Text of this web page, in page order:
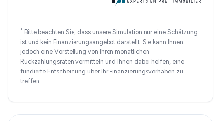
* Bitte beachten Sie, dass unsere Simulation nur eine Schätzung
ist und kein Finanzierungsangebot darstellt. Sie kann Ihnen
jedoch eine Vorstellung von Ihren monatlichen
Rückzahlungsraten vermitteln und Ihnen dabei helfen, eine
fundierte Entscheidung über Ihr Finanzierungsvorhaben zu
treffen.